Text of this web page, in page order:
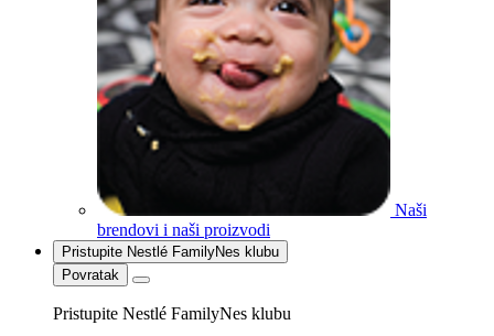
Naši
brendovi i naši proizvodi
Pristupite Nestlé FamilyNes klubu
Povratak
Pristupite Nestlé FamilyNes klubu